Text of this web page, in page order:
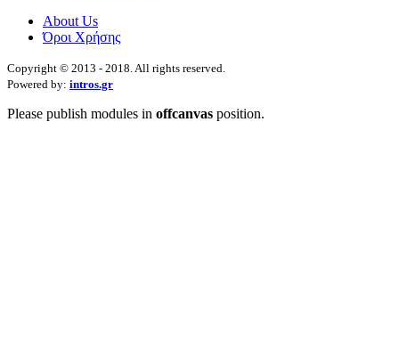
About Us
Όροι Χρήσης
Copyright © 2013 - 2018. All rights reserved.
Powered by: intros.gr
Please publish modules in offcanvas position.